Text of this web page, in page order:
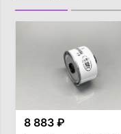
8 883 ₽